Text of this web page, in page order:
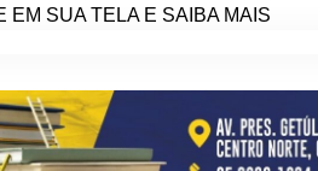
SUA TELA E SAIBA MAIS